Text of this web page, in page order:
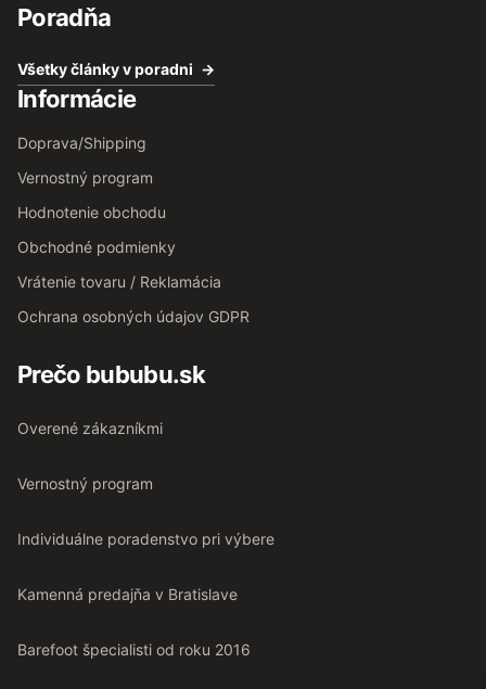
Poradňa
Všetky články v poradni
Informácie
Doprava/Shipping
Vernostný program
Hodnotenie obchodu
Obchodné podmienky
Vrátenie tovaru / Reklamácia
Ochrana osobných údajov GDPR
Prečo bububu.sk
Overené zákazníkmi
Vernostný program
Individuálne poradenstvo pri výbere
Kamenná predajňa v Bratislave
Barefoot špecialisti od roku 2016